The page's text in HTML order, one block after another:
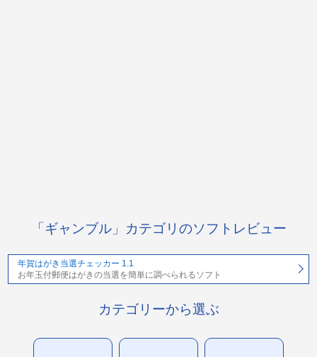
「ギャンブル」カテゴリのソフトレビュー
年賀はがき当選チェッカー 1.1
お年玉付郵便はがきの当選を簡単に調べられるソフト
カテゴリーから選ぶ